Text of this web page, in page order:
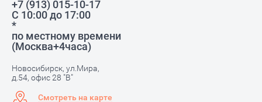
+7 (913) 015-10-17
С 10:00 до 17:00
*
по местному времени
(Москва+4часа)
Новосибирск, ул.Мира,
д.54, офис 28 "В"
Смотреть на карте